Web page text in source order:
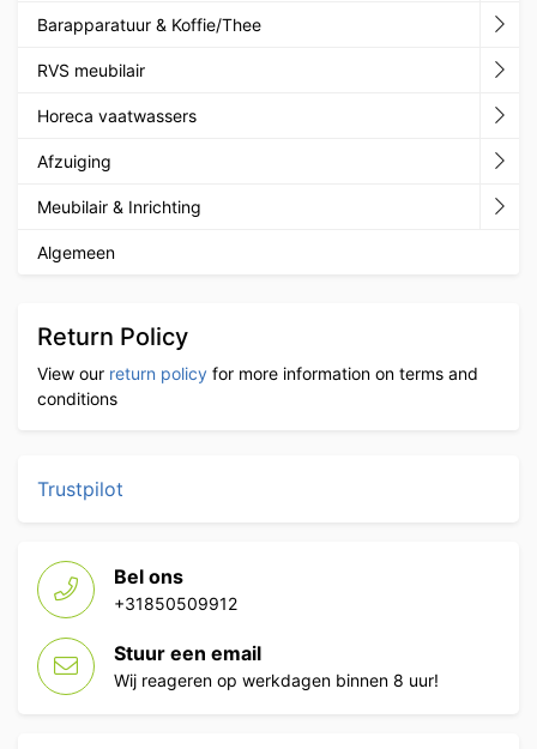
Barapparatuur & Koffie/Thee
RVS meubilair
Horeca vaatwassers
Afzuiging
Meubilair & Inrichting
Algemeen
Return Policy
View our return policy for more information on terms and
conditions
Trustpilot
Bel ons
+31850509912
Stuur een email
Wij reageren op werkdagen binnen 8 uur!